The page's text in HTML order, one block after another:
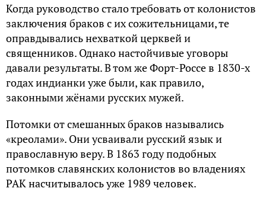
Когда руководство стало требовать от колонистов
заключения браков с их сожительницами, те
оправдывались нехваткой церквей и
священников. Однако настойчивые уговоры
давали результаты. В том же Форт-Россе в 1830-х
годах индианки уже были, как правило,
законными жёнами русских мужей.
Потомки от смешанных браков назывались
«креолами». Они усваивали русский язык и
православную веру. В 1863 году подобных
потомков славянских колонистов во владениях
РАК насчитывалось уже 1989 человек.